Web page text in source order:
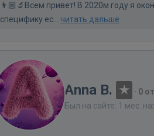
👨🏼‍🔬Всем привет! В 2020м году я
специфику ес... читать дальше
Anna B. · 0
Был на сайте: 1 мес.